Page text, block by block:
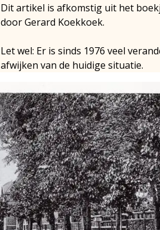
Dit artikel is afkomstig uit het
door Gerard Koekkoek.
Let wel: Er is sinds 1976 veel
afwijken van de huidige situatie.